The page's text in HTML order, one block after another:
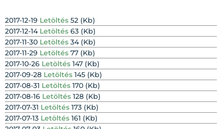
2017-12-19 Letöltés 52 (Kb)
2017-12-14 Letöltés 63 (Kb)
2017-11-30 Letöltés 34 (Kb)
2017-11-29 Letöltés 77 (Kb)
2017-10-26 Letöltés 147 (Kb)
2017-09-28 Letöltés 145 (Kb)
2017-08-31 Letöltés 170 (Kb)
2017-08-16 Letöltés 128 (Kb)
2017-07-31 Letöltés 173 (Kb)
2017-07-13 Letöltés 161 (Kb)